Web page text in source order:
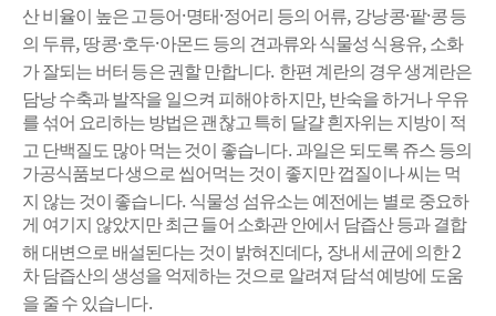
산 비율이 높은 고등어·명태·정어리 등의 어류, 강낭콩·팥·콩 등
의 두류, 땅콩·호두·아몬드 등의 견과류와 식물성 식용유, 소화
가 잘되는 버터 등은 권할 만합니다. 한편 계란의 경우 생계란은
담낭 수축과 발작을 일으켜 피해야 하지만, 반숙을 하거나 우유
를 섞어 요리하는 방법은 괜찮고 특히 달걀 흰자위는 지방이 적
고 단백질도 많아 먹는 것이 좋습니다. 과일은 되도록 쥬스 등의
가공식품보다 생으로 씹어먹는 것이 좋지만 껍질이나 씨는 먹
지 않는 것이 좋습니다. 식물성 섬유소는 예전에는 별로 중요하
게 여기지 않았지만 최근 들어 소화관 안에서 담즙산 등과 결합
해 대변으로 배설된다는 것이 밝혀진데다, 장내 세균에 의한2
차 담즙산의 생성을 억제하는 것으로 알려져 담석 예방에 도움
을 줄 수 있습니다.